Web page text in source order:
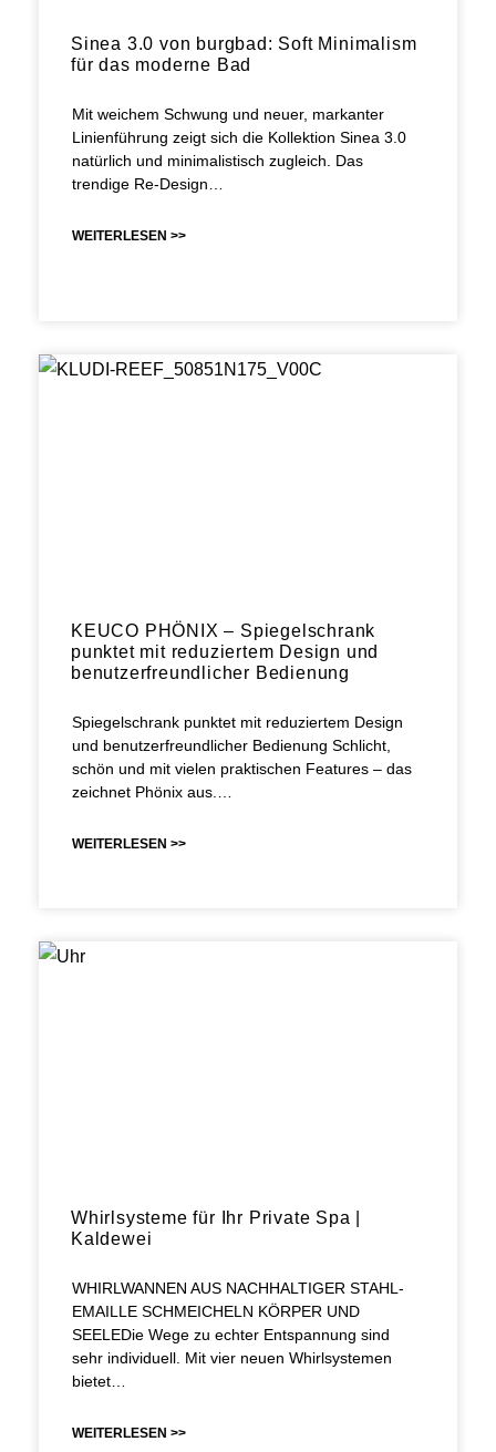
Sinea 3.0 von burgbad: Soft Minimalism
für das moderne Bad
Mit weichem Schwung und neuer, markanter
Linienführung zeigt sich die Kollektion Sinea 3.0
natürlich und minimalistisch zugleich. Das
trendige Re-Design…
WEITERLESEN >>
KEUCO PHÖNIX – Spiegelschrank
punktet mit reduziertem Design und
benutzerfreundlicher Bedienung
Spiegelschrank punktet mit reduziertem Design
und benutzerfreundlicher Bedienung Schlicht,
schön und mit vielen praktischen Features – das
zeichnet Phönix aus.…
WEITERLESEN >>
Whirlsysteme für Ihr Private Spa |
Kaldewei
WHIRLWANNEN AUS NACHHALTIGER STAHL-
EMAILLE SCHMEICHELN KÖRPER UND
SEELEDie Wege zu echter Entspannung sind
sehr individuell. Mit vier neuen Whirlsystemen
bietet…
WEITERLESEN >>